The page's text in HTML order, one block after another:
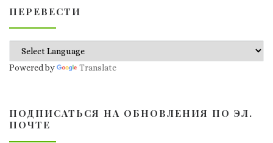
ПЕРЕВЕСТИ
Powered by Translate
ПОДПИСАТЬСЯ НА ОБНОВЛЕНИЯ ПО ЭЛ.
ПОЧТЕ